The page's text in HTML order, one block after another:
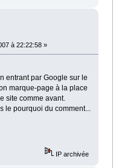
à 22:22:58 »
entrant par Google sur le
marque-page à la place
site comme avant.
le pourquoi du comment...
IP archivée